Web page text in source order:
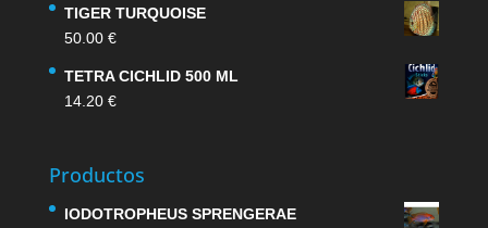
TIGER TURQUOISE
50.00 €
TETRA CICHLID 500 ML
14.20 €
Productos
IODOTROPHEUS SPRENGERAE